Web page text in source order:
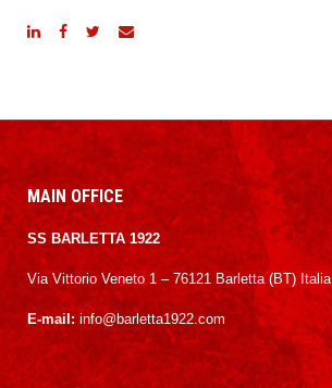
MAIN OFFICE
SS BARLETTA 1922
Via Vittorio Veneto 1 – 76121 Barletta (BT) Italia
E-mail: info@barletta1922.com